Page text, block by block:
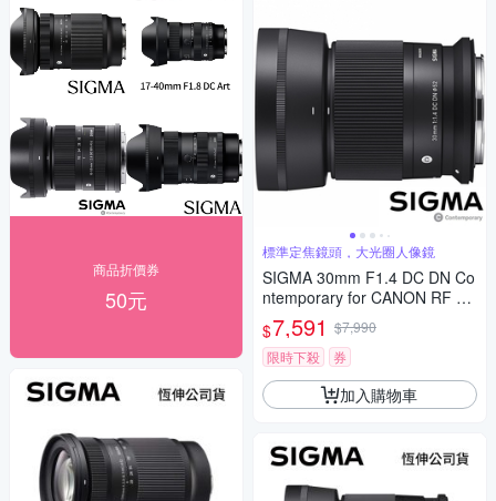
商品折價券
50元
標準定焦鏡頭，大光圈人像鏡
SIGMA 30mm F1.4 DC DN Co
ntemporary for CANON RF 接
環 (公司貨) 標準大光圈定焦鏡
人像鏡 APS-C 無反微單眼專用
鏡頭
$7,591 $7,990
限時下殺
券
加入購物車